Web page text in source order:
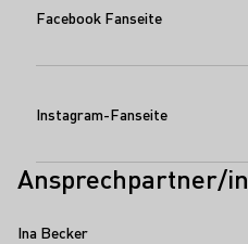
Facebook Fanseite
Instagram-Fanseite
Ansprechpartner/in
Ina Becker